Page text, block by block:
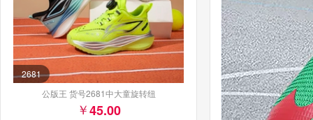
2681
公版王 货号2681中大童旋转纽
45.00